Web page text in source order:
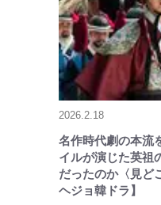
2026.2.18
名作時代劇の本流
イルが演じた英祖
だったのか〈見ど
ヘジョ韓ドラ】